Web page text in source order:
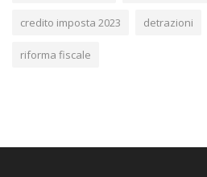
credito imposta 2023 detrazioni
riforma fiscale